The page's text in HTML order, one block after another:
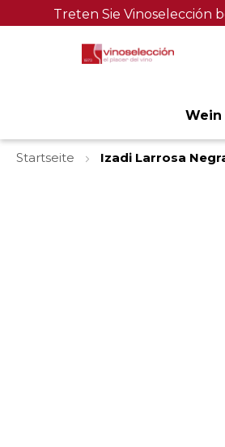
Treten Sie Vinoselección
Wein
Startseite
Izadi Larrosa